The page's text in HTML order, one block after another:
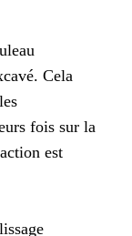
Cela
fois sur la
est